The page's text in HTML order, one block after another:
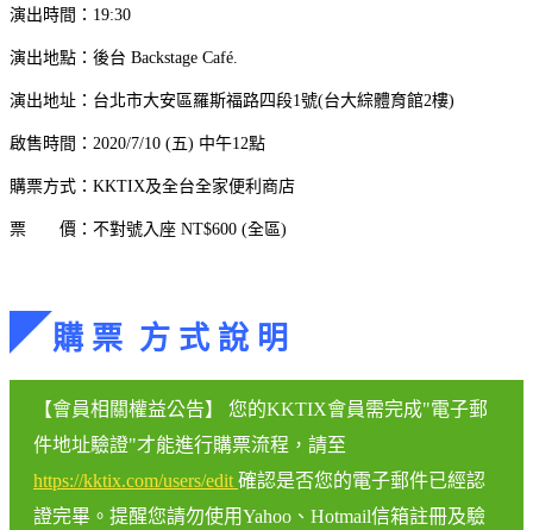
演出時間：19:30
演出地點：後台 Backstage Café.
演出地址：台北市大安區羅斯福路四段1號(台大綜體育館2樓)
啟售時間：2020/7/10 (五) 中午12點
購票方式：KKTIX及全台全家便利商店
票 價：不對號入座 NT$600 (全區)
◤ 購 票 方 式 說 明
【會員相關權益公告】 您的KKTIX會員需完成"電子郵
件地址驗證"才能進行購票流程，請至
https://kktix.com/users/edit 確認是否您的電子郵件已經認
證完畢。提醒您請勿使用Yahoo、Hotmail信箱註冊及驗